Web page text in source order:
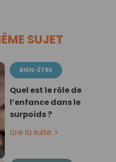
SUJET
BIEN-ÊTRE
Quel est le rôle de
l’enfance dans le
surpoids ?
Lire la suite